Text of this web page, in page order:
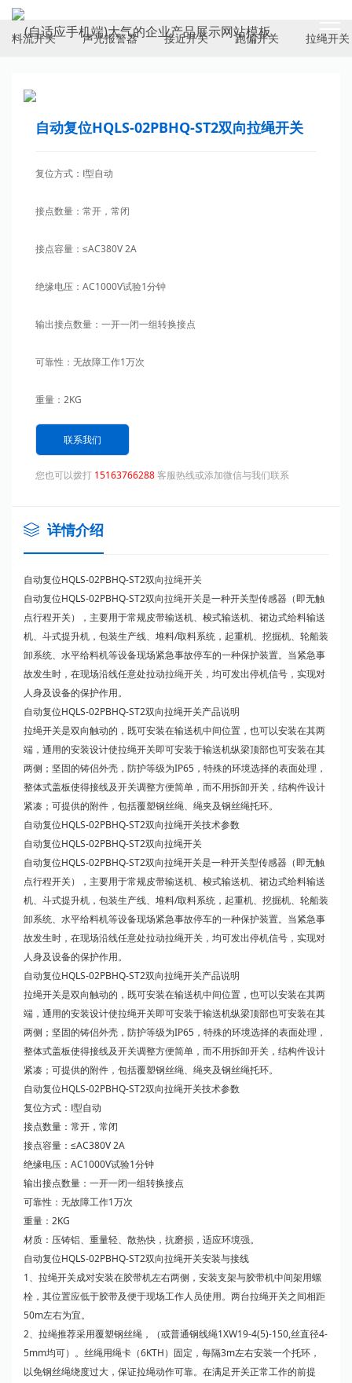
ELECTRICAL SWITCH
料流开关 声光报警器 接近开关 跑偏开关 拉绳开关
自动复位HQLS-02PBHQ-ST2双向拉绳开关
复位方式：Ⅰ型自动
接点数量：常开，常闭
接点容量：≤AC380V 2A
绝缘电压：AC1000V试验1分钟
输出接点数量：一开一闭一组转换接点
可靠性：无故障工作1万次
重量：2KG
材质：压铸铝、重量轻、散热快，抗磨损，适应环境强。
联系我们
您也可以拨打 15163766288客服热线或添加微信与我们联系
详情介绍
自动复位HQLS-02PBHQ-ST2双向拉绳开关
自动复位HQLS-02PBHQ-ST2双向拉绳开关是一种开关型传感器（即无触
点行程开关），主要用于常规皮带输送机、梭式输送机、裙边式给料输送
机、斗式提升机，包装生产线、堆料/取料系统，起重机、挖掘机、轮船装
卸系统、水平给料机等设备现场紧急事故停车的一种保护装置。当紧急事
故发生时，在现场沿线任意处拉动拉绳开关 ，均可发出停机信号，实现对
人身及设备的保护作用。
自动复位HQLS-02PBHQ-ST2双向拉绳开关产品说明
拉绳开关是双向触动的，既可安装在输送机中间位置，也可以安装在其两
端，通用的安装设计使拉绳开关即可安装于输送机纵梁顶部也可安装在其
两侧；坚固的铸侣外壳，防护等级为IP65，特殊的环境选择的表面处理，
整体式盖板使得接线及开关调整方便简单，而不用拆卸开关，结构件设计
紧凑；可提供的附件，包括覆塑钢丝绳、绳夹及钢丝绳托环。
自动复位HQLS-02PBHQ-ST2双向拉绳开关技术参数
自动复位HQLS-02PBHQ-ST2双向拉绳开关
自动复位HQLS-02PBHQ-ST2双向拉绳开关是一种开关型传感器（即无触
点行程开关），主要用于常规皮带输送机、梭式输送机、裙边式给料输送
机、斗式提升机，包装生产线、堆料/取料系统，起重机、挖掘机、轮船装
卸系统、水平给料机等设备现场紧急事故停车的一种保护装置。当紧急事
故发生时，在现场沿线任意处拉动拉绳开关，均可发出停机信号，实现对
人身及设备的保护作用。
自动复位HQLS-02PBHQ-ST2双向拉绳开关产品说明
拉绳开关是双向触动的，既可安装在输送机中间位置，也可以安装在其两
端，通用的安装设计使拉绳开关即可安装于输送机纵梁顶部也可安装在其
两侧；坚固的铸侣外壳，防护等级为IP65，特殊的环境选择的表面处理，
整体式盖板使得接线及开关调整方便简单，而不用拆卸开关，结构件设计
紧凑；可提供的附件，包括覆塑钢丝绳、绳夹及钢丝绳托环。
自动复位HQLS-02PBHQ-ST2双向拉绳开关技术参数
复位方式：Ⅰ型自动
接点数量：常开，常闭
接点容量：≤AC380V 2A
绝缘电压：AC1000V试验1分钟
输出接点数量：一开一闭一组转换接点
可靠性：无故障工作1万次
重量：2KG
材质：压铸铝、重量轻、散热快，抗磨损，适应环境强。
自动复位HQLS-02PBHQ-ST2双向拉绳开关安装与接线
1、拉绳开关成对安装在胶带机左右两侧，安装支架与胶带机中间架用螺
栓，其位置应低于胶带及便于现场工作人员使用。两台拉绳开关之间相距
50m左右为宜。
2、拉绳推荐采用覆塑钢丝绳，（或普通钢线绳1XW19-4(5)-150,丝直径4-
5mm均可）。丝绳用绳卡（6KTH）固定，每隔3m左右安装一个托环，
以免钢丝绳绕度过大，保证拉绳动作可靠。在满足开关正常工作的前提